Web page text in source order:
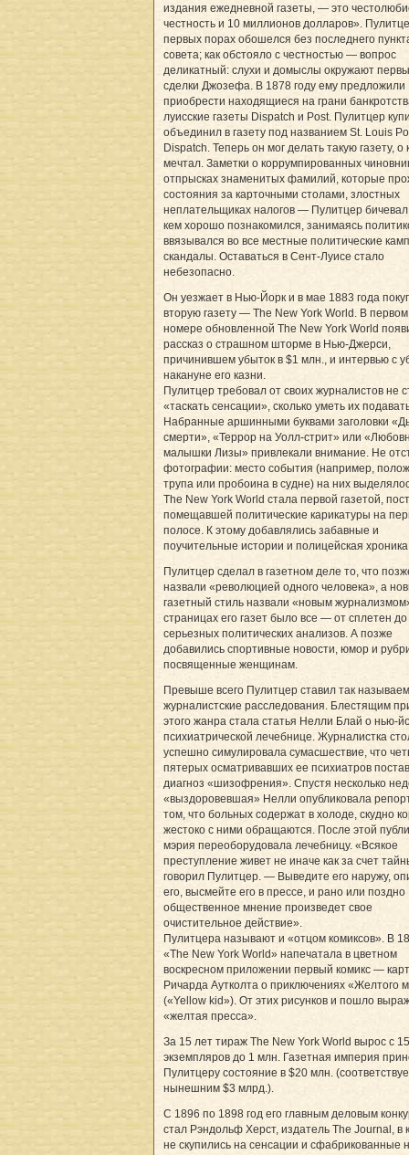
издания ежедневной газеты, — это
честность и 10 миллионов долларов».
первых порах обошелся без последнего
совета; как обстояло с честностью — вопрос
деликатный: слухи и домыслы окружают
сделки Джозефа. В 1878 году ему предложили
приобрести находящиеся на грани
луисские газеты Dispatch и Post. Пулитцер
объединил в газету под названием St. Louis
Dispatch. Теперь он мог делать такую газету, о
мечтал. Заметки о коррумпированных
отпрысках знаменитых фамилий, которые
состояния за карточными столами, злостных
неплательщиках налогов — Пулитцер бичевал
кем хорошо познакомился, занимаясь
ввязывался во все местные политические
скандалы. Оставаться в Сент-Луисе стало
небезопасно.
Он уезжает в Нью-Йорк и в мае 1883 года
вторую газету — The New York World. В
номере обновленной The New York World
рассказ о страшном шторме в Нью-Джерси,
причинившем убыток в $1 млн., и интервью с
накануне его казни.
Пулитцер требовал от своих журналистов не
«таскать сенсации», сколько уметь их
Набранные аршинными буквами заголовки
смерти», «Террор на Уолл-стрит» или
малышки Лизы» привлекали внимание. Не
фотографии: место события (например,
трупа или пробоина в судне) на них
The New York World стала первой газетой,
помещавшей политические карикатуры на
полосе. К этому добавлялись забавные и
поучительные истории и полицейская
Пулитцер сделал в газетном деле то, что
назвали «революцией одного человека», а
газетный стиль назвали «новым
страницах его газет было все — от сплетен до
серьезных политических анализов. А позже
добавились спортивные новости, юмор и
посвященные женщинам.
Превыше всего Пулитцер ставил так
журналистские расследования. Блестящим
этого жанра стала статья Нелли Блай о нью-
психиатрической лечебнице. Журналистка
успешно симулировала сумасшествие, что
пятерых осматривавших ее психиатров
диагноз «шизофрения». Спустя несколько
«выздоровевшая» Нелли опубликовала
том, что больных содержат в холоде, скудно
жестоко с ними обращаются. После этой
мэрия переоборудовала лечебницу. «Всякое
преступление живет не иначе как за счет
говорил Пулитцер. — Выведите его наружу,
его, высмейте его в прессе, и рано или поздно
общественное мнение произведет свое
очистительное действие».
Пулитцера называют и «отцом комиксов». В
«The New York World» напечатала в цветном
воскресном приложении первый комикс —
Ричарда Аутколта о приключениях «Желтого
(«Yellow kid»). От этих рисунков и пошло
«желтая пресса».
За 15 лет тираж The New York World вырос с
экземпляров до 1 млн. Газетная империя
Пулитцеру состояние в $20 млн.
нынешним $3 млрд.).
С 1896 по 1898 год его главным деловым
стал Рэндольф Херст, издатель The Journal, в
не скупились на сенсации и сфабрикованные